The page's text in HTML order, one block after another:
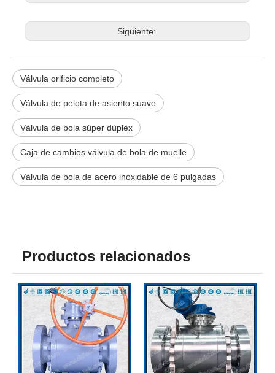
Siguiente:
Válvula orificio completo
Válvula de pelota de asiento suave
Válvula de bola súper dúplex
Caja de cambios válvula de bola de muelle
Válvula de bola de acero inoxidable de 6 pulgadas
Productos relacionados